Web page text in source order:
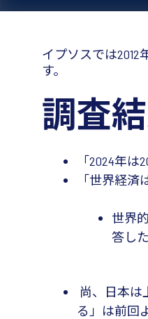
イプソスでは
す。
調査
「2024年
「世界経
世界
答し
尚、日本は
る」は前回